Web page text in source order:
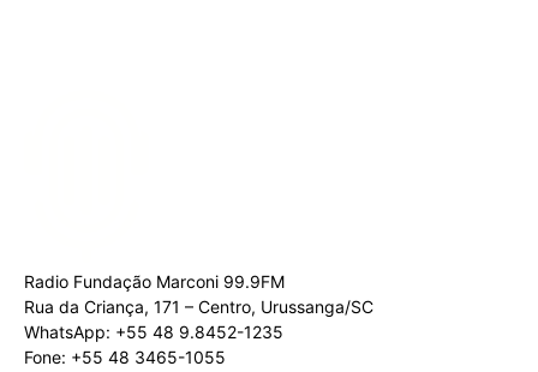
Radio Fundação Marconi 99.9FM
Rua da Criança, 171 – Centro, Urussanga/SC
WhatsApp: +55 48 9.8452-1235
Fone: +55 48 3465-1055